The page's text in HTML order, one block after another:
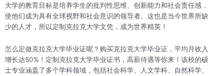
大学的教育目标是培养学生的批判性思维、创新能力和社会责任感，
使他们成为具有全球视野和社会意识的领导者。这也是当今世界所缺
少的人才，所以定制克拉克大学文凭，成为世界精英！
怎么定做克拉克大学毕业证呢？购买克拉克大学毕业证，平均月收入
增长达50%！定制克拉克大学毕业证书，高薪待遇等你来！该校的硕
士专业涵盖了多个学科领域，包括社会科学、人文学科、自然科学、